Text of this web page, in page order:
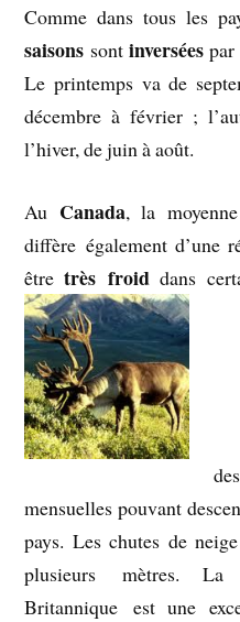
Comme dans tous les
saisons sontinversées par
Le printemps va de
décembre à février ;
l’hiver, de juin à août.
Au Canada, la
diffère également d’une
êtretrès froid dans
mensuelles pouvant
pays. Les chutes de
plusieurs mètres.
Britannique est une